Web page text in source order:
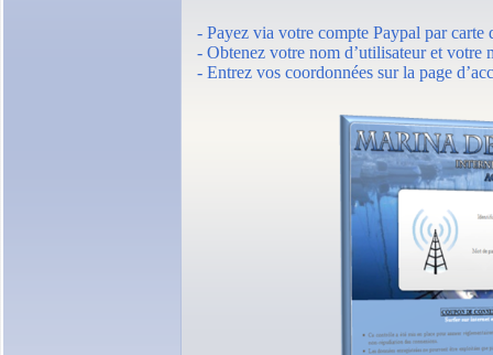
- Payez via votre compte Paypal par carte
- Obtenez votre nom d’utilisateur et votre
- Entrez vos coordonnées sur la page